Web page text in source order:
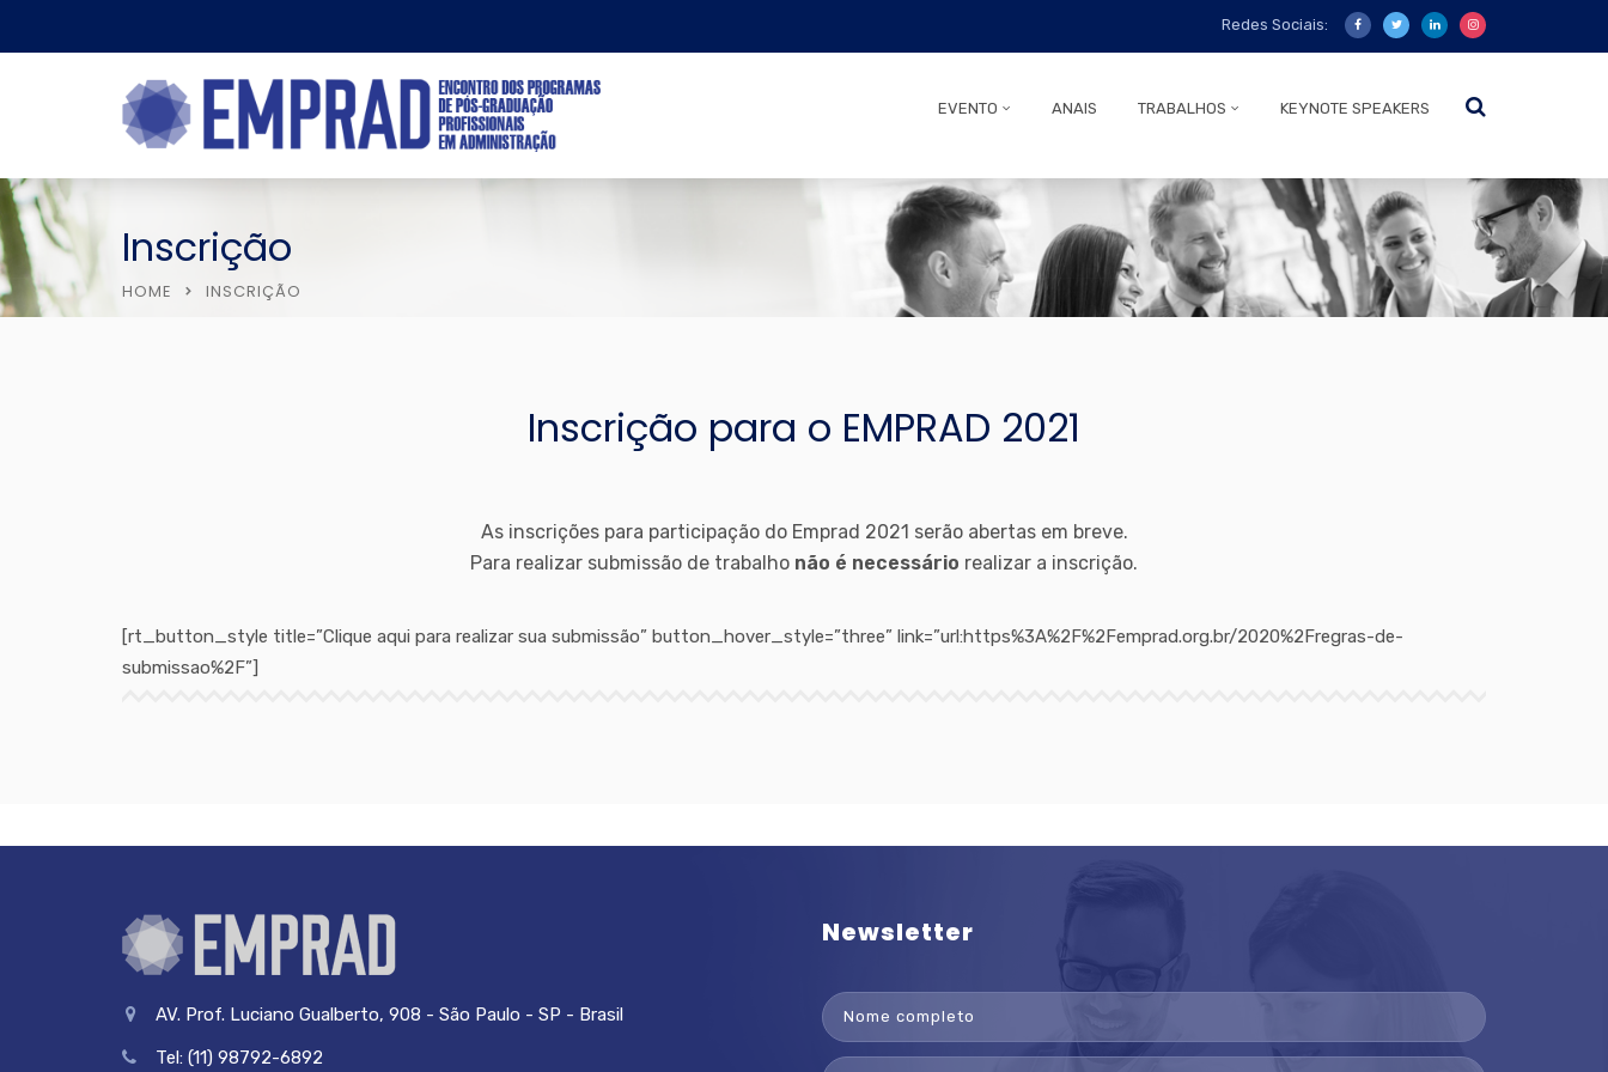
Redes Sociais:
EVENTO ANAIS TRABALHOS KEYNOTE SPEAKERS
Inscrição
HOME INSCRIÇÃO
Inscrição para o EMPRAD 2021
As inscrições para participação do Emprad 2021 serão abertas em breve.
Para realizar submissão de trabalho não é necessário realizar a inscrição.
[rt_button_style title=”Clique aqui para realizar sua submissão” button_hover_style=”three” link=”url:https%3A%2F%2Femprad.org.br/2020%2Fregras-de-
submissao%2F”]
AV. Prof. Luciano Gualberto, 908 - São Paulo - SP - Brasil
Tel: (11) 98792-6892
Newsletter